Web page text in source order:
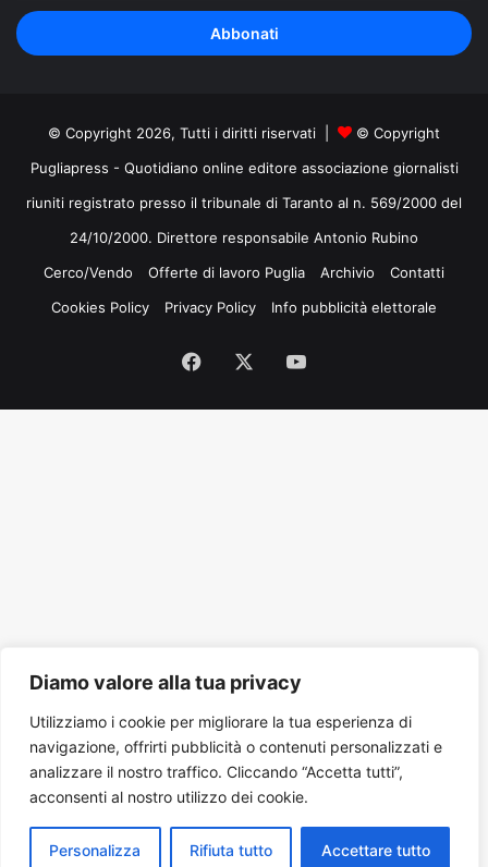
Diamo valore alla tua privacy
Utilizziamo i cookie per migliorare la tua esperienza di
navigazione, offrirti pubblicità o contenuti personalizzati e
analizzare il nostro traffico. Cliccando “Accetta tutti”,
acconsenti al nostro utilizzo dei cookie.
Personalizza Rifiuta tutto Accettare tutto
tuo
indirizzo
mail
© Copyright 2026, Tutti i diritti riservati |
© Copyright
Pugliapress - Quotidiano online editore associazione giornalisti
riuniti registrato presso il tribunale di Taranto al n. 569/2000 del
24/10/2000. Direttore responsabile Antonio Rubino
Cerco/Vendo
Offerte di lavoro Puglia Archivio
Contatti
Cookies Policy
Privacy Policy Info pubblicità elettorale
Facebook
Tube